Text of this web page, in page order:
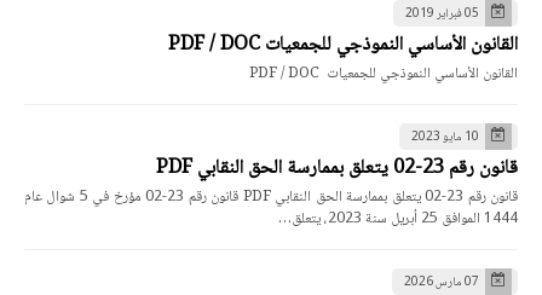
05 فبراير 2019
القانون الأساسي النموذجي للجمعيات PDF / DOC
القانون الأساسي النموذجي للجمعيات PDF / DOC
10 مايو 2023
قانون رقم 23-02 يتعلق بممارسة الحق النقابي PDF
قانون رقم 23-02 يتعلق بممارسة الحق النقابي PDF قانون رقم 23-02 مؤرخ في 5 شوال عام
1444 الموافق 25 أبريل سنة 2023، يتعلق…
07 مارس 2026